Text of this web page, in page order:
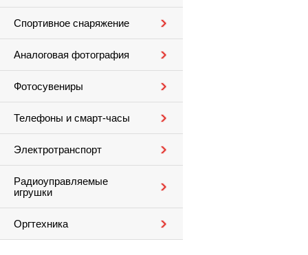
Спортивное снаряжение
Аналоговая фотография
Фотосувениры
Телефоны и смарт-часы
Электротранспорт
Радиоуправляемые
игрушки
Оргтехника